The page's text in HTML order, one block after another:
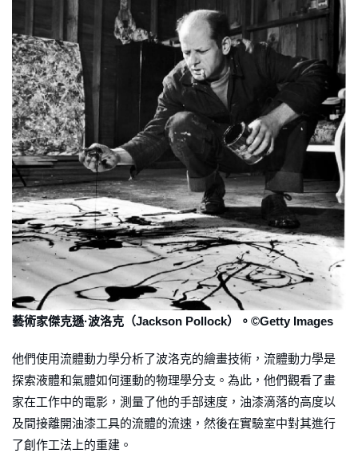
藝術家傑克遜·波洛克（Jackson Pollock）。©Getty Images
他們使用流體動力學分析了波洛克的繪畫技術，流體動力學是
探索液體和氣體如何運動的物理學分支。為此，他們觀看了畫
家在工作中的電影，測量了他的手部速度，油漆滴落的高度以
及間接離開油漆工具的流體的流速，然後在實驗室中對其進行
了創作工法上的重建。